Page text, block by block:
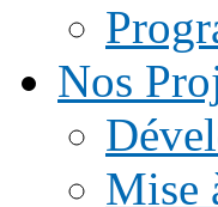
Nos
Mise